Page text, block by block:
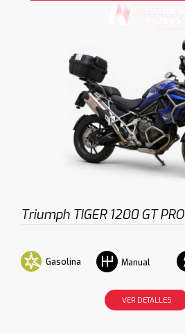
Triumph TIGER 1200 GT PRO
Gasolina Manual
VER DETALLES